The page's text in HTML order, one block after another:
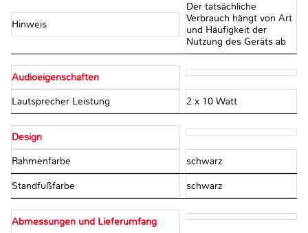
Hinweis
Der tatsächliche
Verbrauch hängt von Art
und Häufigkeit der
Nutzung des Geräts ab
Audioeigenschaften
Lautsprecher Leistung 2 x 10 Watt
Design
Rahmenfarbe schwarz
Standfußfarbe schwarz
Abmessungen und Lieferumfang